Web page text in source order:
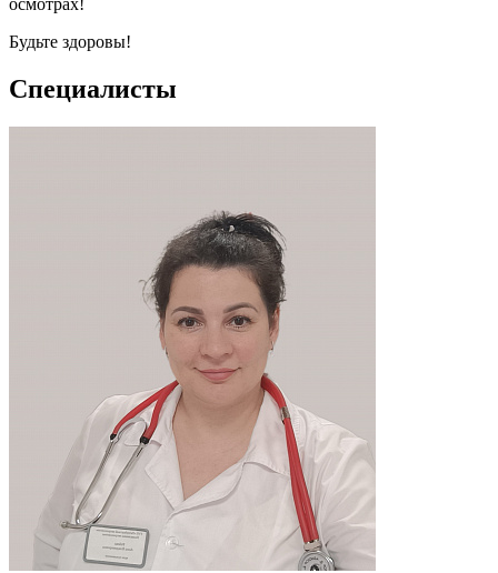
осмотрах!
Будьте здоровы!
Специалисты